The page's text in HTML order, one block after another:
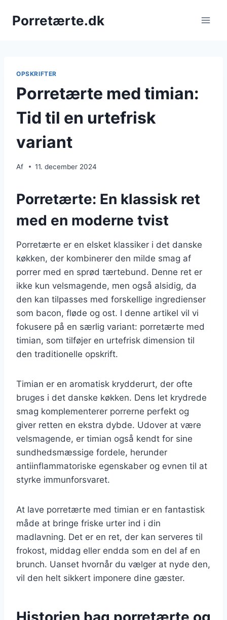
Porretærte.dk
OPSKRIFTER
Porretærte med timian:
Tid til en urtefrisk
variant
Af 11. december 2024
Porretærte: En klassisk ret
med en moderne tvist
Porretærte er en elsket klassiker i det danske
køkken, der kombinerer den milde smag af
porrer med en sprød tærtebund. Denne ret er
ikke kun velsmagende, men også alsidig, da
den kan tilpasses med forskellige ingredienser
som bacon, fløde og ost. I denne artikel vil vi
fokusere på en særlig variant: porretærte med
timian, som tilføjer en urtefrisk dimension til
den traditionelle opskrift.
Timian er en aromatisk krydderurt, der ofte
bruges i det danske køkken. Dens let krydrede
smag komplementerer porrerne perfekt og
giver retten en ekstra dybde. Udover at være
velsmagende, er timian også kendt for sine
sundhedsmæssige fordele, herunder
antiinflammatoriske egenskaber og evnen til at
styrke immunforsvaret.
At lave porretærte med timian er en fantastisk
måde at bringe friske urter ind i din
madlavning. Det er en ret, der kan serveres til
frokost, middag eller endda som en del af en
brunch. Uanset hvornår du vælger at nyde den,
vil den helt sikkert imponere dine gæster.